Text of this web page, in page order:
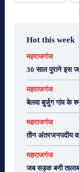
Hot this week
महराजगंज
30 साल पुराने इस
महराजगंज
बेलवा बुर्जुग गांव के
महराजगंज
तीन अंतरजनपदीय
महराजगंज
जब सड़क बनी तालाब